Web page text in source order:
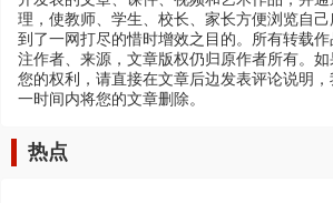
理，使教师、学生、校长、家长方便浏览自
到了一网打尽的惜时增效之目的。所有转载
注作者、来源，文章版权仍归原作者所有。
您的权利，请直接在文章后边发表评论说明
一时间内将您的文章删除。
热点